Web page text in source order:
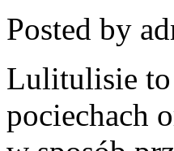
Posted by
Lulitulisie to
pociechach